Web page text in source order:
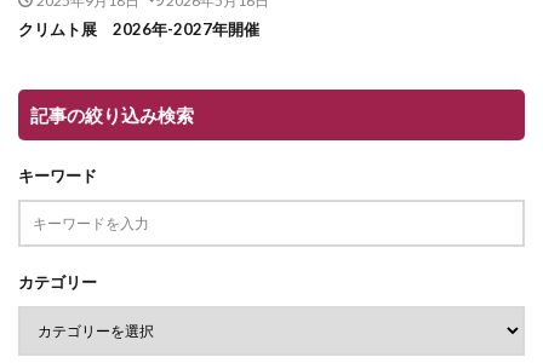
クリムト展 2026年-2027年開催
記事の絞り込み検索
キーワード
カテゴリー